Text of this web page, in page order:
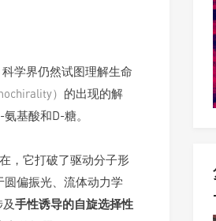
学界仍然试图理解生命
） 的出现的解
氨基酸和D-糖。
，它打破了驱动分子形
偏振光、流体动力学
手性诱导的自旋选择性